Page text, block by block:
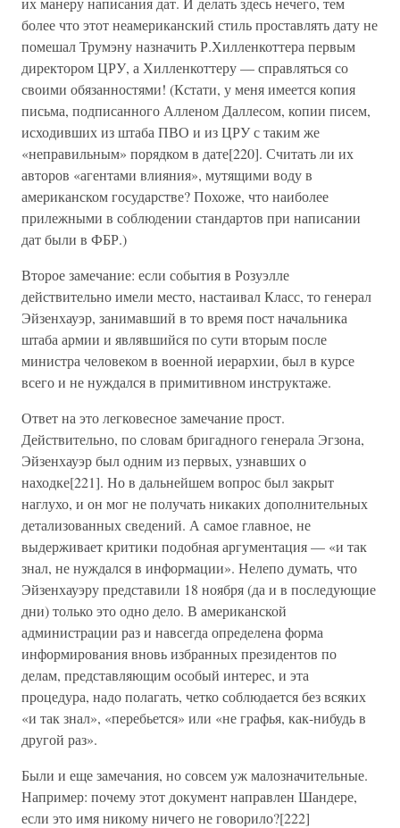
более что этот неамериканский стиль проставлять дату не
помешал Трумэну назначить Р.Хилленкоттера первым
директором ЦРУ, а Хилленкоттеру — справляться со
своими обязанностями! (Кстати, у меня имеется копия
письма, подписанного Алленом Даллесом, копии писем,
исходивших из штаба ПВО и из ЦРУ с таким же
«неправильным» порядком в дате[220]. Считать ли их
авторов «агентами влияния», мутящими воду в
американском государстве? Похоже, что наиболее
прилежными в соблюдении стандартов при написании
дат были в ФБР.)
Второе замечание: если события в Розуэлле
действительно имели место, настаивал Класс, то генерал
Эйзенхауэр, занимавший в то время пост начальника
штаба армии и являвшийся по сути вторым после
министра человеком в военной иерархии, был в курсе
всего и не нуждался в примитивном инструктаже.
Ответ на это легковесное замечание прост.
Действительно, по словам бригадного генерала Эгзона,
Эйзенхауэр был одним из первых, узнавших о
находке[221]. Но в дальнейшем вопрос был закрыт
наглухо, и он мог не получать никаких дополнительных
детализованных сведений. А самое главное, не
выдерживает критики подобная аргументация — «и так
знал, не нуждался в информации». Нелепо думать, что
Эйзенхауэру представили 18 ноября (да и в последующие
дни) только это одно дело. В американской
администрации раз и навсегда определена форма
информирования вновь избранных президентов по
делам, представляющим особый интерес, и эта
процедура, надо полагать, четко соблюдается без всяких
«и так знал», «перебьется» или «не графья, как-нибудь в
другой раз».
Были и еще замечания, но совсем уж малозначительные.
Например: почему этот документ направлен Шандере,
если это имя никому ничего не говорило?[222]